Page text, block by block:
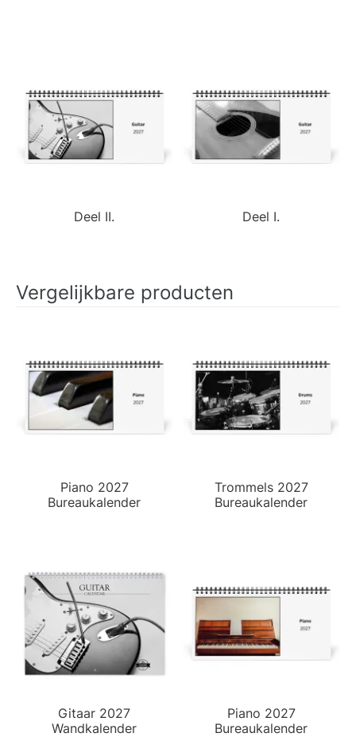
Deel II. Deel I.
Vergelijkbare producten
Piano 2027
Bureaukalender
Trommels 2027
Bureaukalender
Gitaar 2027
Wandkalender
Piano 2027
Bureaukalender